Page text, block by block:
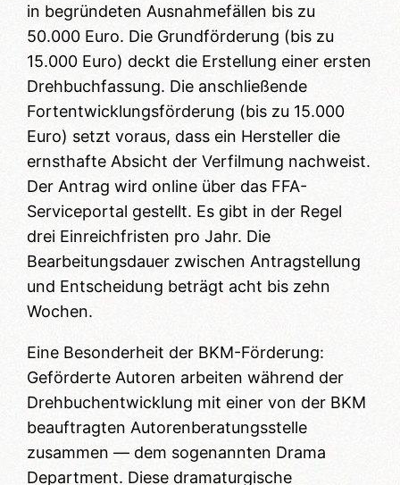
in begründeten Ausnahmefällen bis zu
50.000 Euro. Die Grundförderung (bis zu
15.000 Euro) deckt die Erstellung einer ersten
Drehbuchfassung. Die anschließende
Fortentwicklungsförderung (bis zu 15.000
Euro) setzt voraus, dass ein Hersteller die
ernsthafte Absicht der Verfilmung nachweist.
Der Antrag wird online über das FFA-
Serviceportal gestellt. Es gibt in der Regel
drei Einreichfristen pro Jahr. Die
Bearbeitungsdauer zwischen Antragstellung
und Entscheidung beträgt acht bis zehn
Wochen.
Eine Besonderheit der BKM-Förderung:
Geförderte Autoren arbeiten während der
Drehbuchentwicklung mit einer von der BKM
beauftragten Autorenberatungsstelle
zusammen — dem sogenannten Drama
Department. Diese dramaturgische